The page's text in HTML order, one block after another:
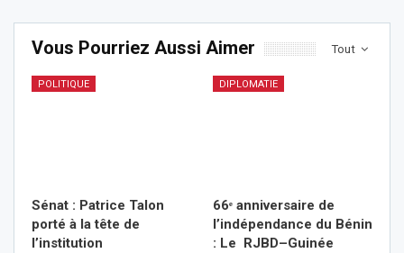
Tout
Vous Pourriez Aussi Aimer
POLITIQUE
Sénat : Patrice Talon
porté à la tête de
l’institution
DIPLOMATIE
66ᵉ anniversaire de
l’indépendance du Bénin
: Le RJBD–Guinée